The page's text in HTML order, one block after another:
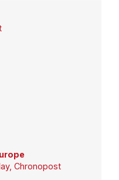
Chronopost